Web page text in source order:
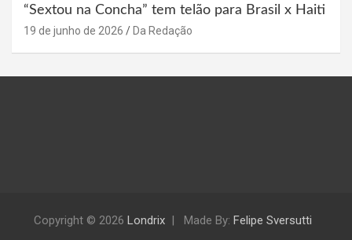
“Sextou na Concha” tem telão para Brasil x Haiti
19 de junho de 2026 Da Redação
Copyright © 2026 Londrix Made By: Felipe Sversutti